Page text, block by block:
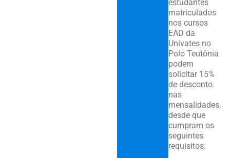
estudantes
matriculados
nos cursos
EAD da
Univates no
Polo Teutônia
podem
solicitar 15%
de desconto
nas
mensalidades,
desde que
cumpram os
seguintes
requisitos: